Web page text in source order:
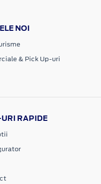
NOI
& Pick Up-uri
RAPIDE